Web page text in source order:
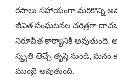
రసాలు సహాయంగా మరికొన్ని
జీవిత సంఘటనల చరిత్రగా
నిరూపిత కార్యానికి అవుతుంది.
స్మృతి తెచ్చే తృప్తి నుండి,
ముంబై అవుతుంది.